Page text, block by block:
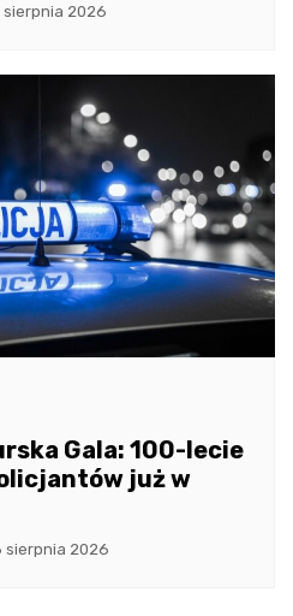
sierpnia 2026
Gala: 100-lecie
już w
sierpnia 2026